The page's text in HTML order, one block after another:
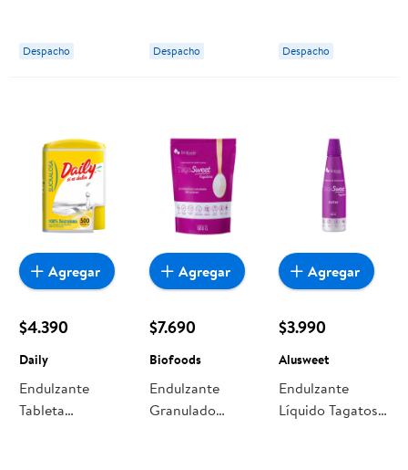
Despacho Despacho
Cero K
Despacho
$4.390
Daily
Endulzante
Tableta
Agregar
$7.690
Biofoods
Endulzante
Granulado
Agregar
$3.990
Alusweet
Endulzante
Líquido Tagatosa
Agregar